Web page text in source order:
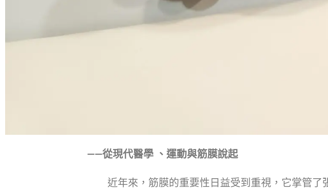
——從現代醫學 、運動與筋膜說起
近年來，筋膜的重要性日益受到重視，它掌管了